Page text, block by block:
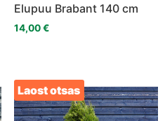
Elupuu Brabant 140 cm
14,00€
Laost otsas